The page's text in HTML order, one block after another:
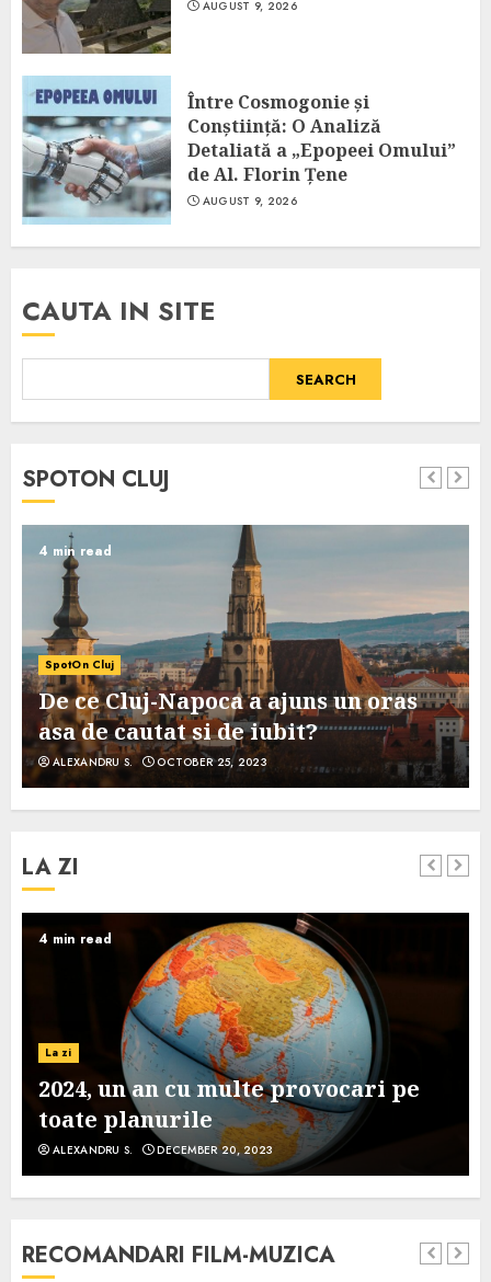
AUGUST 9, 2026
Între Cosmogonie și
Conștiință: O Analiză
Detaliată a „Epopeei Omului”
de Al. Florin Țene
AUGUST 9, 2026
CAUTA IN SITE
SEARCH
SPOTON CLUJ
4 min read
SpotOn Cluj
De ce Cluj-Napoca a ajuns un oras
asa de cautat si de iubit?
ALEXANDRU S. OCTOBER 25, 2023
LA ZI
4 min read
La zi
2024, un an cu multe provocari pe
toate planurile
ALEXANDRU S. DECEMBER 20, 2023
RECOMANDARI FILM-MUZICA